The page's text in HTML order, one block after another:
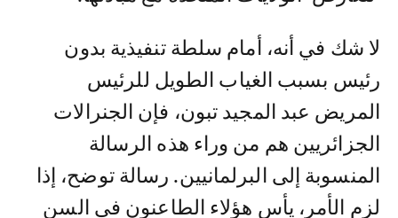
لا شك في أنه، أمام سلطة تنفيذية بدون
رئيس بسبب الغياب الطويل للرئيس
المريض عبد المجيد تبون، فإن الجنرالات
الجزائريين هم من وراء هذه الرسالة
المنسوبة إلى البرلمانيين. رسالة توضح، إذا
لزم الأمر، يأس هؤلاء الطاعنون في السن